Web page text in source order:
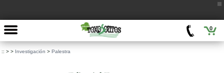
0
:: > > Investigación > Palestra